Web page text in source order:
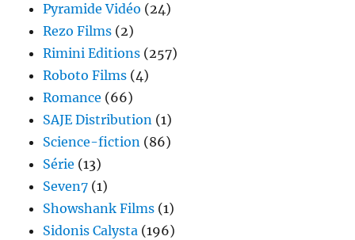
Pyramide Vidéo (24)
Rezo Films (2)
Rimini Editions (257)
Roboto Films (4)
Romance (66)
SAJE Distribution (1)
Science-fiction (86)
Série (13)
Seven7 (1)
Showshank Films (1)
Sidonis Calysta (196)